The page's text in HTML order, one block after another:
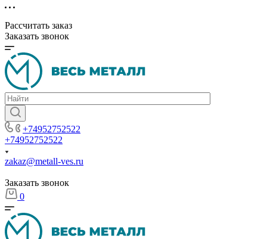
Рассчитать заказ
Заказать звонок
+74952752522
+74952752522
zakaz@metall-ves.ru
Заказать звонок
0